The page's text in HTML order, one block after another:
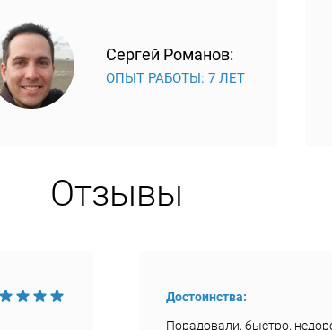
Сергей Романов:
ОПЫТ РАБОТЫ: 7 ЛЕТ
Отзывы
Достоинства:
Порадовали, быстро,